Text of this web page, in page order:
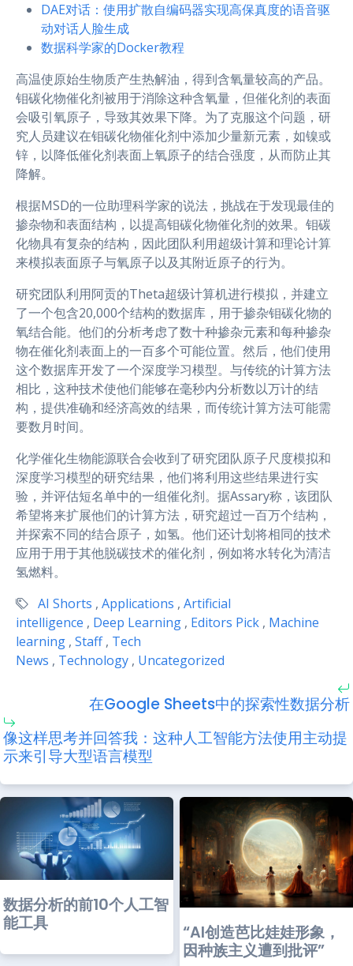
DAE对话：使用扩散自编码器实现高保真度的语音驱
动对话人脸生成
数据科学家的Docker教程
高温使原始生物质产生热解油，得到含氧量较高的产品。
钼碳化物催化剂被用于消除这种含氧量，但催化剂的表面
会吸引氧原子，导致其效果下降。为了克服这个问题，研
究人员建议在钼碳化物催化剂中添加少量新元素，如镍或
锌，以降低催化剂表面上氧原子的结合强度，从而防止其
降解。
根据MSD的一位助理科学家的说法，挑战在于发现最佳的
掺杂物和表面结构，以提高钼碳化物催化剂的效果。钼碳
化物具有复杂的结构，因此团队利用超级计算和理论计算
来模拟表面原子与氧原子以及其附近原子的行为。
研究团队利用阿贡的Theta超级计算机进行模拟，并建立
了一个包含20,000个结构的数据库，用于掺杂钼碳化物的
氧结合能。他们的分析考虑了数十种掺杂元素和每种掺杂
物在催化剂表面上的一百多个可能位置。然后，他们使用
这个数据库开发了一个深度学习模型。与传统的计算方法
相比，这种技术使他们能够在毫秒内分析数以万计的结
构，提供准确和经济高效的结果，而传统计算方法可能需
要数月时间。
化学催化生物能源联合会收到了研究团队原子尺度模拟和
深度学习模型的研究结果，他们将利用这些结果进行实
验，并评估短名单中的一组催化剂。据Assary称，该团队
希望将来扩展他们的计算方法，研究超过一百万个结构，
并探索不同的结合原子，如氢。他们还计划将相同的技术
应用于用于其他脱碳技术的催化剂，例如将水转化为清洁
氢燃料。
AI Shorts , Applications , Artificial
intelligence , Deep Learning , Editors Pick , Machine
learning , Staff , Tech
News , Technology , Uncategorized
在Google Sheets中的探索性数据分析
像这样思考并回答我：这种人工智能方法使用主动提
示来引导大型语言模型
数据分析的前10个人工智
能工具
“AI创造芭比娃娃形象，
因种族主义遭到批评”